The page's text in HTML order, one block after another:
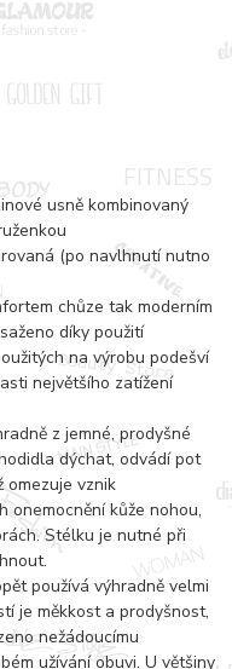
usně kombinovaný
(po navlhnutí nutno
chůze tak moderním
díky použití
na výrobu podešví
největšího zatížení
z jemné, prodyšné
dýchat, odvádí pot
omezuje vznik
onemocnění kůže nohou,
Stélku je nutné při
používá výhradně velmi
je měkkost a prodyšnost,
nežádoucímu
užívání obuvi. U většiny